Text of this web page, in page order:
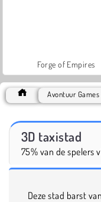
Forge of Empires
Avontuur Games
3D taxistad
75% van de spelers
Deze stad barst